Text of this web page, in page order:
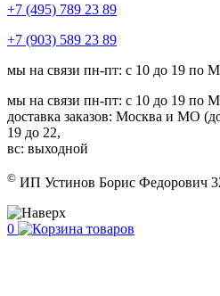
+7 (495) 789 23 89
+7 (903) 589 23 89
мы на связи пн-пт: с 10 до 19 по
мы на связи пн-пт: с 10 до 19 по
доставка заказов: Москва и МО
19 до 22,
вс: выходной
© ИП Устинов Борис Федорович
0